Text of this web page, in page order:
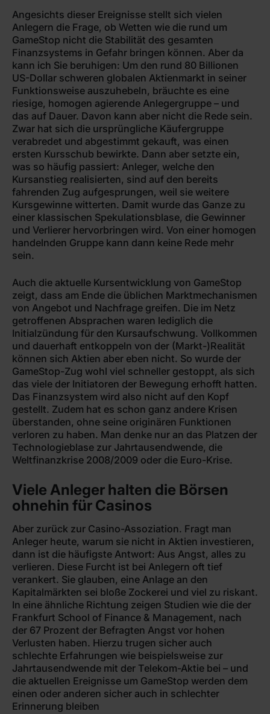
Angesichts dieser Ereignisse stellt sich vielen
Anlegern die Frage, ob Wetten wie die rund um
GameStop nicht die Stabilität des gesamten
Finanzsystems in Gefahr bringen können. Aber da
kann ich Sie beruhigen: Um den rund 80 Billionen
US-Dollar schweren globalen Aktienmarkt in seiner
Funktionsweise auszuhebeln, bräuchte es eine
riesige, homogen agierende Anlegergruppe – und
das auf Dauer. Davon kann aber nicht die Rede sein.
Zwar hat sich die ursprüngliche Käufergruppe
verabredet und abgestimmt gekauft, was einen
ersten Kursschub bewirkte. Dann aber setzte ein,
was so häufig passiert: Anleger, welche den
Kursanstieg realisierten, sind auf den bereits
fahrenden Zug aufgesprungen, weil sie weitere
Kursgewinne witterten. Damit wurde das Ganze zu
einer klassischen Spekulationsblase, die Gewinner
und Verlierer hervorbringen wird. Von einer homogen
handelnden Gruppe kann dann keine Rede mehr
sein.
Auch die aktuelle Kursentwicklung von GameStop
zeigt, dass am Ende die üblichen Marktmechanismen
von Angebot und Nachfrage greifen. Die im Netz
getroffenen Absprachen waren lediglich die
Initialzündung für den Kursaufschwung. Vollkommen
und dauerhaft entkoppeln von der (Markt-)Realität
können sich Aktien aber eben nicht. So wurde der
GameStop-Zug wohl viel schneller gestoppt, als sich
das viele der Initiatoren der Bewegung erhofft hatten.
Das Finanzsystem wird also nicht auf den Kopf
gestellt. Zudem hat es schon ganz andere Krisen
überstanden, ohne seine originären Funktionen
verloren zu haben. Man denke nur an das Platzen der
Technologieblase zur Jahrtausendwende, die
Weltfinanzkrise 2008/2009 oder die Euro-Krise.
Viele Anleger halten die Börsen
ohnehin für Casinos
Aber zurück zur Casino-Assoziation. Fragt man
Anleger heute, warum sie nicht in Aktien investieren,
dann ist die häufigste Antwort: Aus Angst, alles zu
verlieren. Diese Furcht ist bei Anlegern oft tief
verankert. Sie glauben, eine Anlage an den
Kapitalmärkten sei bloße Zockerei und viel zu riskant.
In eine ähnliche Richtung zeigen Studien wie die der
Frankfurt School of Finance & Management, nach
der 67 Prozent der Befragten Angst vor hohen
Verlusten haben. Hierzu trugen sicher auch
schlechte Erfahrungen wie beispielsweise zur
Jahrtausendwende mit der Telekom-Aktie bei – und
die aktuellen Ereignisse um GameStop werden dem
einen oder anderen sicher auch in schlechter
Erinnerung bleiben